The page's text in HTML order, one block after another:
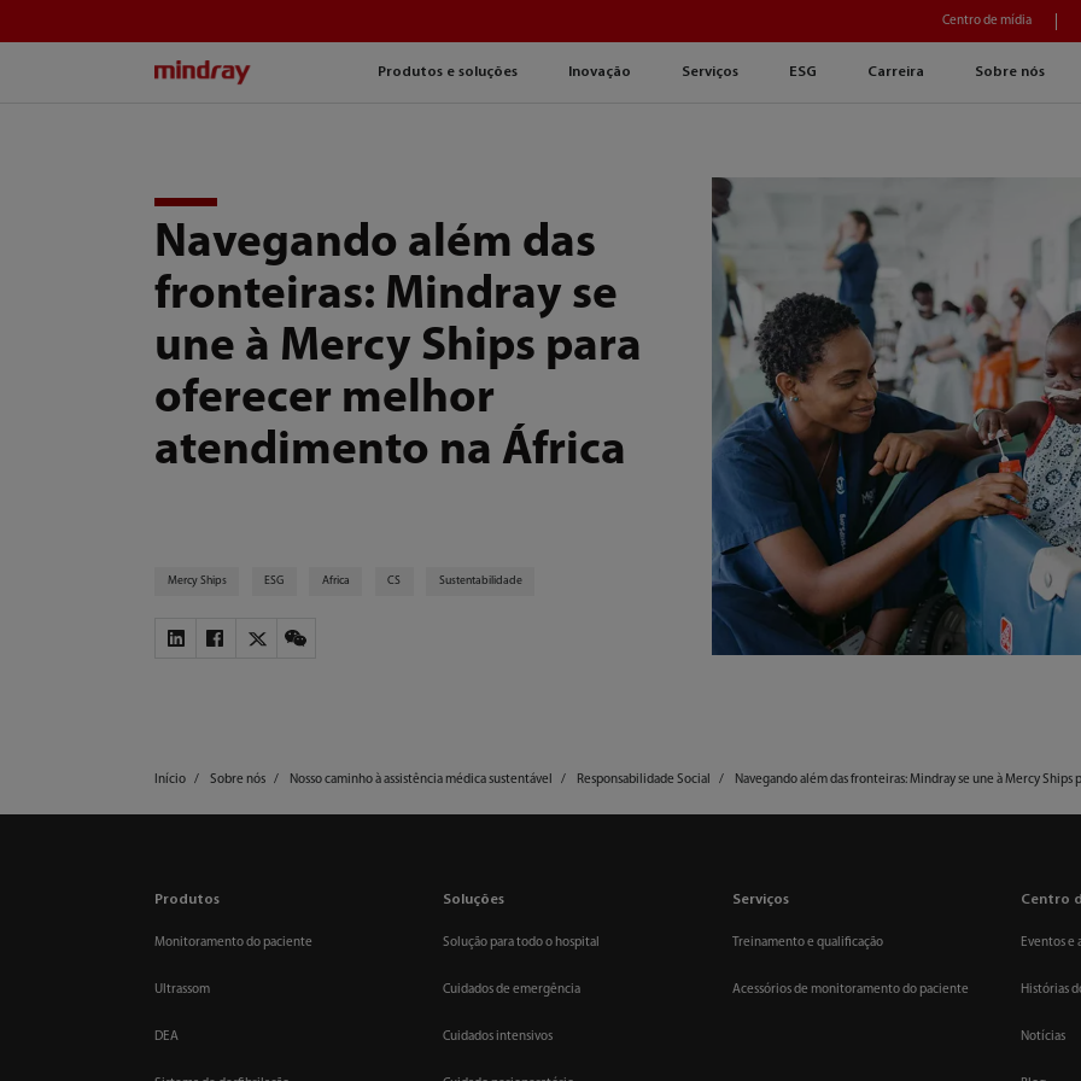
Produtos e soluções Inovação Serviços ESG Carreira Sobre nós
Centro de mídia
Navegando além das
fronteiras: Mindray se
une à Mercy Ships para
oferecer melhor
atendimento na África
Mercy Ships ESG Africa CS Sustentabilidade
Início Sobre nós Nosso caminho à assistência médica sustentável Responsabilidade Social Navegando além das fronteiras: Mindray se une à Mercy
Produtos
Monitoramento do paciente
Ultrassom
DEA
Soluções
Solução para todo o hospital
Cuidados de emergência
Cuidados intensivos
Serviços
Treinamento e qualificação
Acessórios de monitoramento do paciente
Centro
Eventos e
Histórias
Notícias